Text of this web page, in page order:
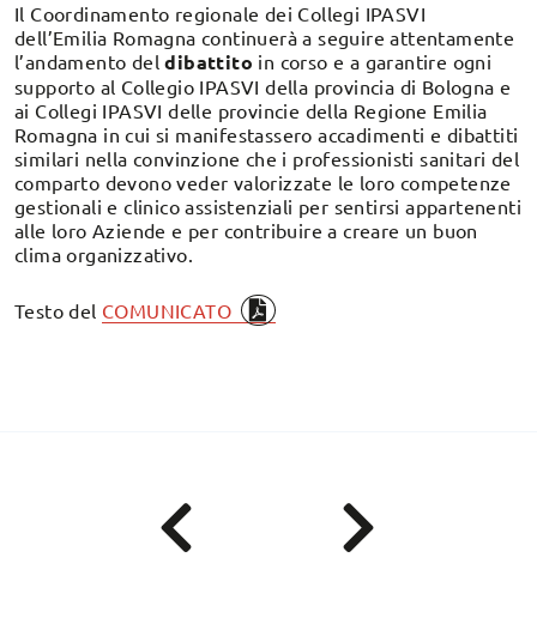
Il Coordinamento regionale dei Collegi IPASVI
dell’Emilia Romagna continuerà a seguire attentamente
l’andamento deldibattito in corso e a garantire ogni
supporto al Collegio IPASVI della provincia di Bologna e
ai Collegi IPASVI delle provincie della Regione Emilia
Romagna in cui si manifestassero accadimenti e dibattiti
similari nella convinzione che i professionisti sanitari del
comparto devono veder valorizzate le loro competenze
gestionali e clinico assistenziali per sentirsi appartenenti
alle loro Aziende e per contribuire a creare un buon
clima organizzativo.
Testo del COMUNICATO